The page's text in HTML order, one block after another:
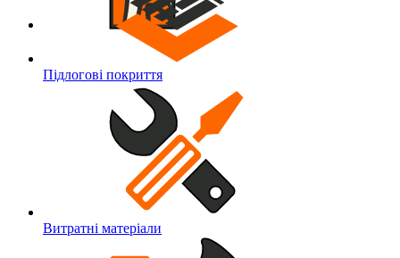
Підлогові покриття
Витратні матеріали